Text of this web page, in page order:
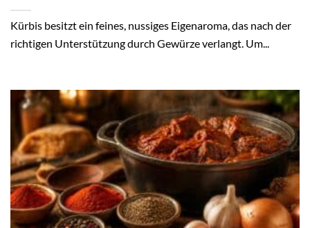
Kürbis besitzt ein feines, nussiges Eigenaroma, das nach der
richtigen Unterstützung durch Gewürze verlangt. Um...